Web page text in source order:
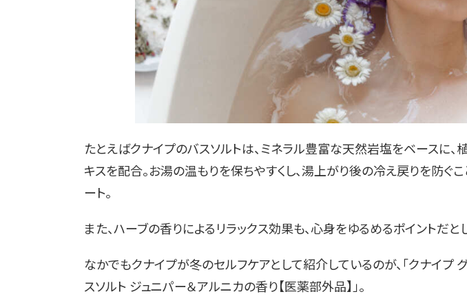
たとえばクナイプのバスソルトは、ミネラル豊富な天然岩塩をベースに
キスを配合。お湯の温もりを保ちやすくし、湯上がり後の冷え戻りを防ぐ
ート。
また、ハーブの香りによるリラックス効果も、心身をゆるめるポイントだと
なかでもクナイプが冬のセルフケアとして紹介しているのが、「クナイプ
スソルト ジュニパー＆アルニカの香り【医薬部外品】」。